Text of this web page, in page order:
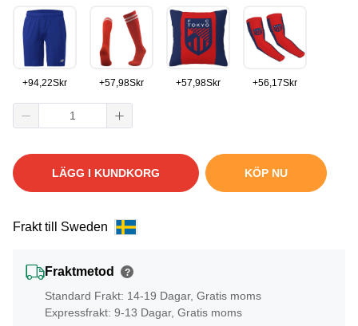
+94,22Skr +57,98Skr +57,98Skr +56,17Skr
LÄGG I KUNDKORG KÖP NU
Frakt till Sweden
Fraktmetod ?
Standard Frakt: 14-19 Dagar, Gratis moms
Expressfrakt: 9-13 Dagar, Gratis moms